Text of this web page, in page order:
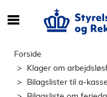
e
f
t
Forside
Klager om
Bilagslister til a-